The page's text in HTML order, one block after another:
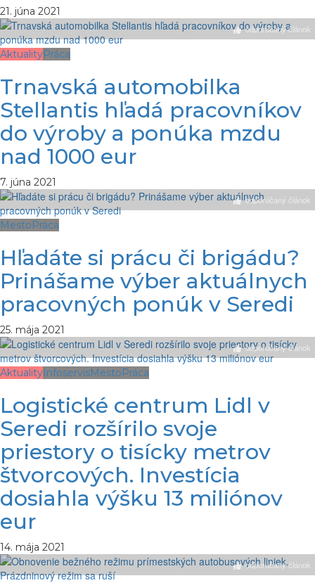
21. júna 2021
odporúčaný článok
AktualityPráca
Trnavská automobilka
Stellantis hľadá pracovníkov
do výroby a ponúka mzdu
nad 1000 eur
7. júna 2021
odporúčaný článok
Mesto Práca
Hľadáte si prácu či brigádu?
Prinášame výber aktuálnych
pracovných ponúk v Seredi
25. mája 2021
odporúčaný článok
Aktuality InfoservisMesto Práca
Logistické centrum Lidl v
Seredi rozšírilo svoje
priestory o tisícky metrov
štvorcových. Investícia
dosiahla výšku 13 miliónov
eur
14. mája 2021
odporúčaný článok